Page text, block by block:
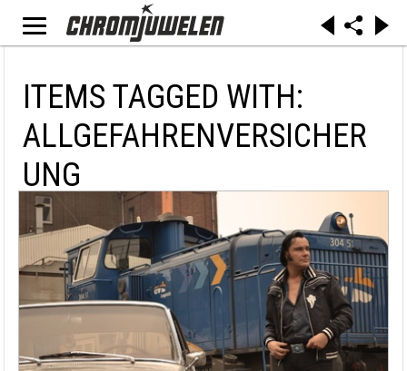
ITEMS TAGGED WITH:
ALLGEFAHRENVERSICHER
UNG